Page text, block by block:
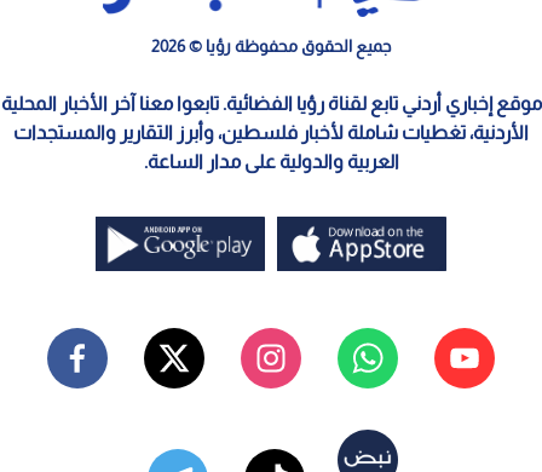
جميع الحقوق محفوظة رؤيا © 2026
موقع إخباري أردني تابع لقناة رؤيا الفضائية. تابعوا معنا آخر الأخبار المحلية
الأردنية، تغطيات شاملة لأخبار فلسطين، وأبرز التقارير والمستجدات
العربية والدولية على مدار الساعة.